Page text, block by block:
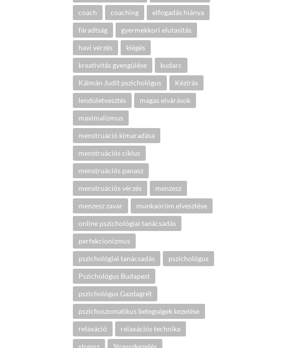
coach coaching elfogadás hiánya
fáradtság gyermekkori elutasítás
havi vérzés kiégés
kreativitás gyengülése kudarc
Kálmán Judit pszichológus Kézírás
lendületvesztés magas elvárások
maximalizmus
menstruáció kimaradása
menstruációs ciklus
menstruációs panasz
menstruációs vérzés menzesz
menzesz zavar munkaöröm elvesztése
online pszichológiai tanácsadás
perfekcionizmus
pszichológiai tanácsadás pszichológus
Pszichológus Budapest
pszichológus Gazdagrét
pszichoszomatikus betegségek kezelése
relaxáció relaxációs technika